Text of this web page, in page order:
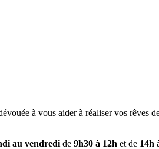
à vous aider à réaliser vos rêves
au vendredi de 9h30 à 12h et de 14h